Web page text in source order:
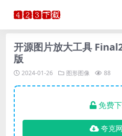
开源图片放大工具
版
2024-01-26 图形图像 88
免费
夸克